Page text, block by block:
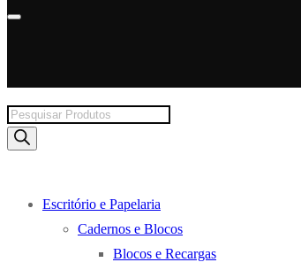
Products
search
Escritório e Papelaria
Cadernos e Blocos
Blocos e Recargas